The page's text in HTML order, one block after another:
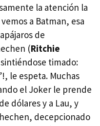
la atención la
a Batman, esa
de
(Ritchie
timado:
le espeta. Muchas
el Joker le prende
dólares y a Lau, y
decepcionado